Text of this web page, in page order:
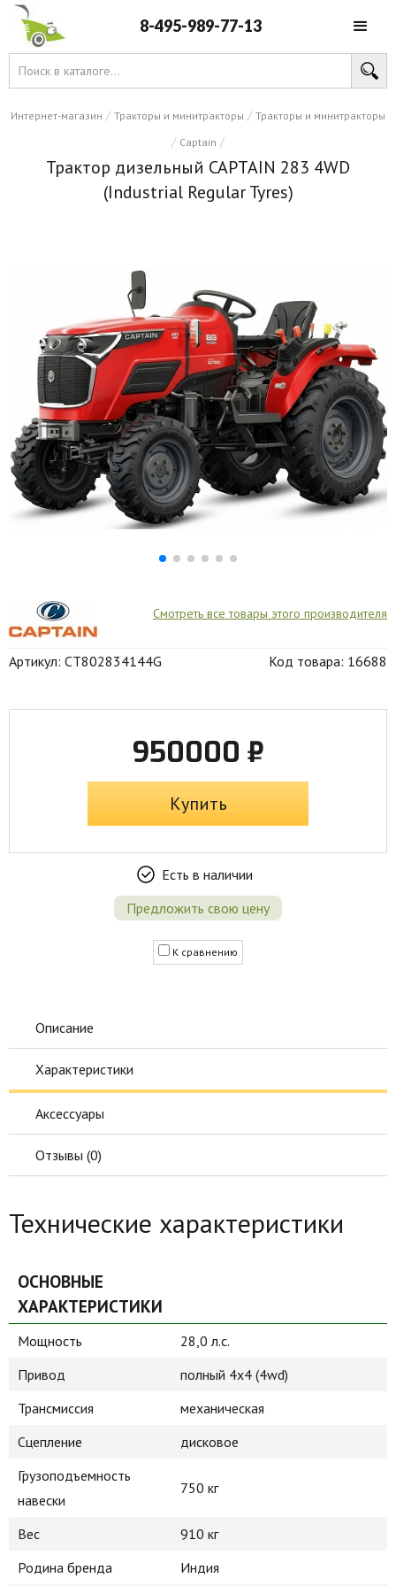
8-495-989-77-13
Интернет-магазин / Тракторы и минитракторы / Тракторы и минитракторы
/ Captain /
Трактор дизельный CAPTAIN 283 4WD
(Industrial Regular Tyres)
Смотреть все товары этого производителя
Артикул: CT802834144G Код товара: 16688
950000 ₽
Купить
Есть в наличии
Предложить свою цену
К сравнению
Описание
Характеристики
Аксессуары
Отзывы (0)
Технические характеристики
ОСНОВНЫЕ
ХАРАКТЕРИСТИКИ
Мощность
28,0 л.с.
Привод
полный 4х4 (4wd)
Трансмиссия
механическая
Сцепление
дисковое
Грузоподъемность
навески
750 кг
Вес
910 кг
Родина бренда
Индия